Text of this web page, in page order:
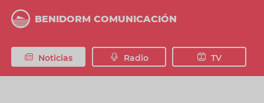
contenido
BENIDORM COMUNICACIÓN
Noticias Radio TV